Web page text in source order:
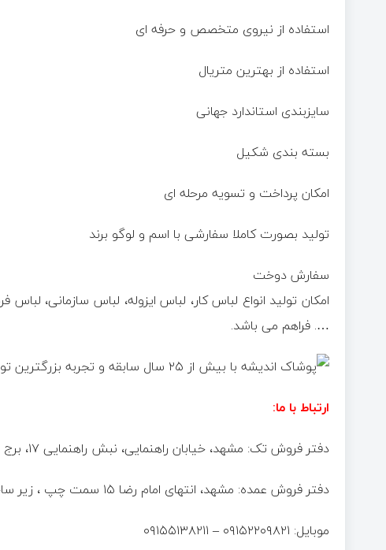
استفاده از نیروی متخصص و حرفه ای
استفاده از بهترین متریال
سایزبندی استاندارد جهانی
بسته بندی شکیل
امکان پرداخت و تسویه مرحله ای
تولید بصورت کاملا سفارشی با اسم و لوگو برند
سفارش دوخت
امکان تولید انواع لباس کار، لباس ایزوله، لباس سازمانی،
…. فراهم می باشد.
ارتباط با ما:
دفتر فروش تک: مشهد، خیابان راهنمایی، نبش راهنمایی ۱۷، برج اداری تجاری سلمان، طبقه ۱، واحد ۱۵
دفتر فروش عمده: مشهد، انتهای امام رضا ۱۵ سمت چپ ، زیر ساختمان اربع ، پلاک ۴
موبایل: ۰۹۱۵۲۲۰۹۸۲۱ – ۰۹۱۵۵۱۳۸۲۱۱